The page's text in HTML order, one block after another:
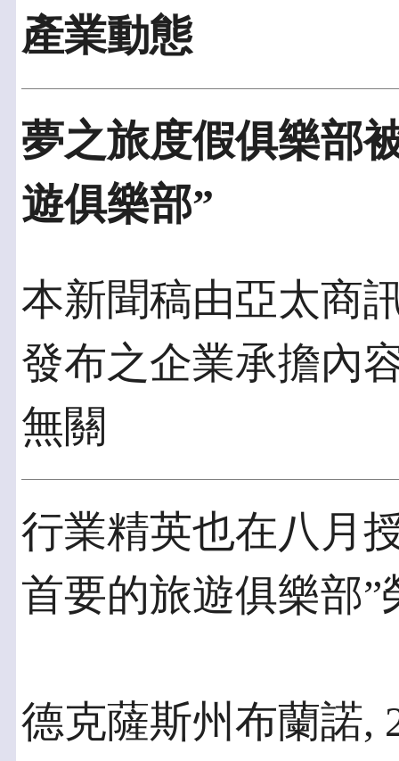
產業動態
夢之旅度假俱樂部
遊俱樂部”
本新聞稿由亞太商
發布之企業承擔內
無關
行業精英也在八月
首要的旅遊俱樂部”
德克薩斯州布蘭諾,